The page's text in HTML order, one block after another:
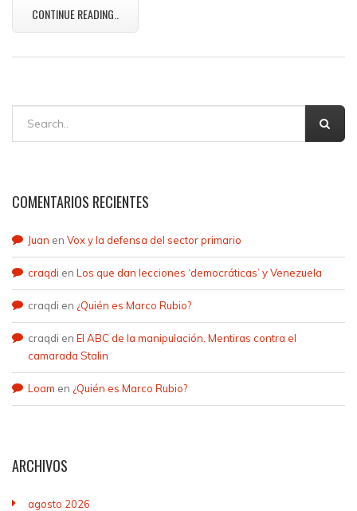
CONTINUE READING..
COMENTARIOS RECIENTES
Juan en Vox y la defensa del sector primario
craqdi en Los que dan lecciones ‘democráticas’ y Venezuela
craqdi en ¿Quién es Marco Rubio?
craqdi en El ABC de la manipulación. Mentiras contra el
camarada Stalin
Loam en ¿Quién es Marco Rubio?
ARCHIVOS
agosto 2026